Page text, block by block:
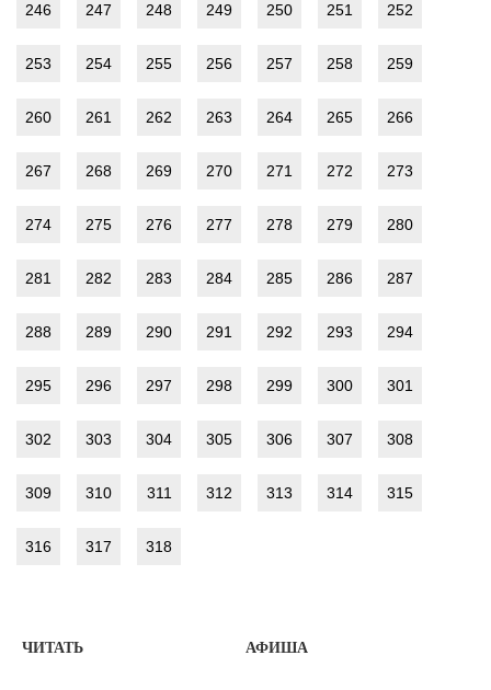
246 247 248 249 250 251 252
253 254 255 256 257 258 259
260 261 262 263 264 265 266
267 268 269 270 271 272 273
274 275 276 277 278 279 280
281 282 283 284 285 286 287
288 289 290 291 292 293 294
295 296 297 298 299 300 301
302 303 304 305 306 307 308
309 310 311 312 313 314 315
316 317 318
ЧИТАТЬ АФИША